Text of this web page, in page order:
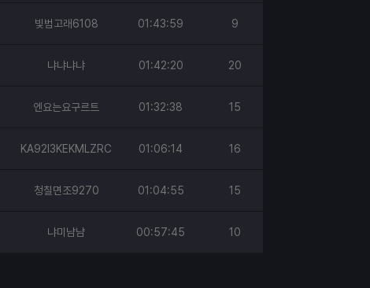
빛범고래6108 01:43:59 9
냐냐냐냐 01:42:20 20
엔요는요구르트 01:32:38 15
KA92I3KEKMLZRC 01:06:14 16
청칠면조9270 01:04:55 15
냐미냠냠 00:57:45 10